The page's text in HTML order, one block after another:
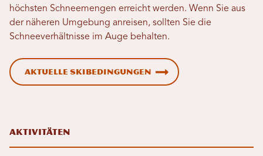
höchsten Schneemengen erreicht werden. Wenn Sie aus
der näheren Umgebung anreisen, sollten Sie die
Schneeverhältnisse im Auge behalten.
Aktuelle Skibedingungen
Aktivitäten